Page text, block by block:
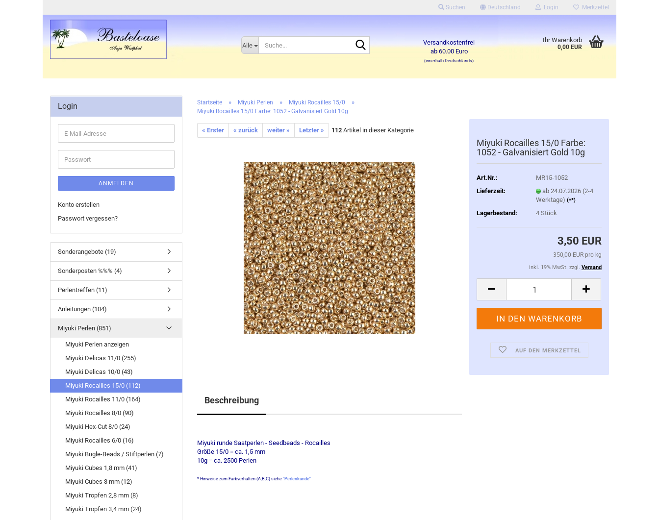
Suchen Deutschland Login Merkzettel
Alle
Versandkostenfrei
ab 60.00 Euro
(innerhalb Deutschlands)
Ihr Warenkorb
0,00 EUR
Startseite » Miyuki Perlen » Miyuki Rocailles 15/0 »
Miyuki Rocailles 15/0 Farbe: 1052 - Galvanisiert Gold 10g
« Erster « zurück weiter » Letzter » 112 Artikel in dieser Kategorie
Miyuki Rocailles 15/0 Farbe:
1052 - Galvanisiert Gold 10g
Art.Nr.:
MR15-1052
Lieferzeit:
ab 24.07.2026 (2-4
Werktage)(**)
Lagerbestand: 4Stück
3,50 EUR
350,00 EUR pro kg
inkl. 19% MwSt. zzgl. Versand
AUF DEN MERKZETTEL
Beschreibung
Miyuki runde Saatperlen - Seedbeads - Rocailles
Größe 15/0 = ca. 1,5 mm
10g = ca. 2500 Perlen
* Hinweise zum Farbverhalten (A,B,C) siehe "Perlenkunde"
Login
E-
Mail-
Adresse
Passwort
ANMELDEN
Konto erstellen
Passwort vergessen?
Sonderangebote (19)
Sonderposten %%% (4)
Perlentreffen (11)
Anleitungen (104)
Miyuki Perlen (851)
Miyuki Perlen anzeigen
Miyuki Delicas 11/0 (255)
Miyuki Delicas 10/0 (43)
Miyuki Rocailles 15/0 (112)
Miyuki Rocailles 11/0 (164)
Miyuki Rocailles 8/0 (90)
Miyuki Hex-Cut 8/0 (24)
Miyuki Rocailles 6/0 (16)
Miyuki Bugle-Beads / Stiftperlen (7)
Miyuki Cubes 1,8 mm (41)
Miyuki Cubes 3 mm (12)
Miyuki Tropfen 2,8 mm (8)
Miyuki Tropfen 3,4 mm (24)